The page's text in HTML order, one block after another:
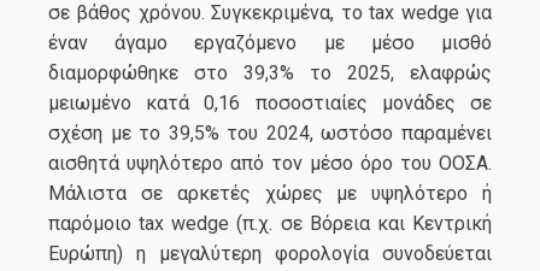
σε βάθος χρόνου. Συγκεκριμένα, το tax wedge για
έναν άγαμο εργαζόμενο με μέσο μισθό
διαμορφώθηκε στο 39,3% το 2025, ελαφρώς
μειωμένο κατά 0,16 ποσοστιαίες μονάδες σε
σχέση με το 39,5% του 2024, ωστόσο παραμένει
αισθητά υψηλότερο από τον μέσο όρο του ΟΟΣΑ.
Μάλιστα σε αρκετές χώρες με υψηλότερο ή
παρόμοιο tax wedge (π.χ. σε Βόρεια και Κεντρική
Ευρώπη) η μεγαλύτερη φορολογία συνοδεύεται